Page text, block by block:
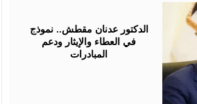
الدكتور عدنان مقطش.. نموذج
في العطاء والإيثار ودعم
المبادرات